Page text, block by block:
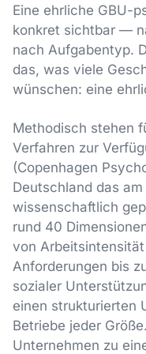
Eine ehrliche GBU-
konkret sichtbar —
nach Aufgabentyp.
das, was viele
wünschen: eine
Methodisch stehen
Verfahren zur
(Copenhagen
Deutschland das
wissenschaftlich
rund 40
von
Anforderungen bis
sozialer
einen strukturierten
Betriebe jeder
Unternehmen zu